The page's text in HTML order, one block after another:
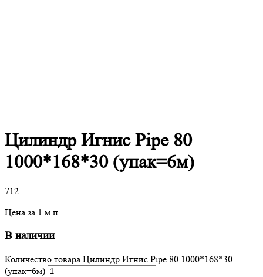
Цилиндр Игнис Pipe 80
1000*168*30 (упак=6м)
712
Цена за 1 м.п.
В наличии
Количество товара Цилиндр Игнис Pipe 80 1000*168*30
(упак=6м)